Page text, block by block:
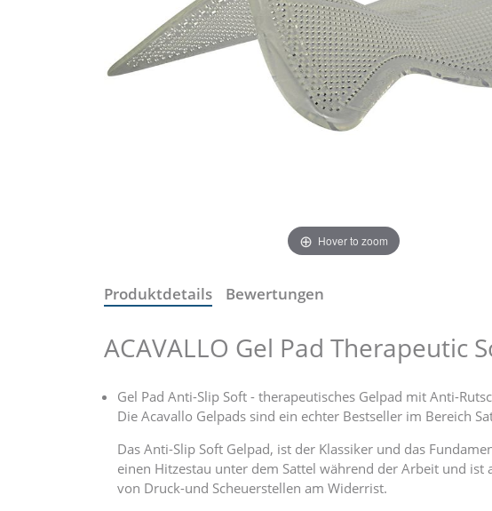
Hover to zoom
Produktdetails Bewertungen
ACAVALLO Gel Pad Therapeutic
Gel Pad Anti-Slip Soft - therapeutisches Gelpad mit Anti-
Die Acavallo Gelpads sind ein echter Bestseller im Bereich
Das Anti-Slip Soft Gelpad, ist der Klassiker und das
einen Hitzestau unter dem Sattel während der Arbeit und
von Druck-und Scheuerstellen am Widerrist.